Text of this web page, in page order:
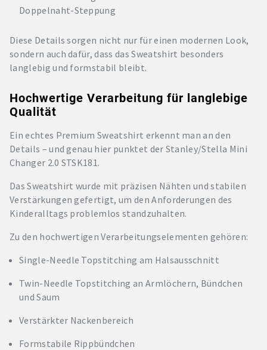
Doppelnaht-Steppung
Diese Details sorgen nicht nur für einen modernen Look,
sondern auch dafür, dass das Sweatshirt besonders
langlebig und formstabil bleibt.
Hochwertige Verarbeitung für langlebige
Qualität
Ein echtes Premium Sweatshirt erkennt man an den
Details – und genau hier punktet der Stanley/Stella Mini
Changer 2.0 STSK181.
Das Sweatshirt wurde mit präzisen Nähten und stabilen
Verstärkungen gefertigt, um den Anforderungen des
Kinderalltags problemlos standzuhalten.
Zu den hochwertigen Verarbeitungselementen gehören:
Single-Needle Topstitching am Halsausschnitt
Twin-Needle Topstitching an Armlöchern, Bündchen
und Saum
Verstärkter Nackenbereich
Formstabile Rippbündchen